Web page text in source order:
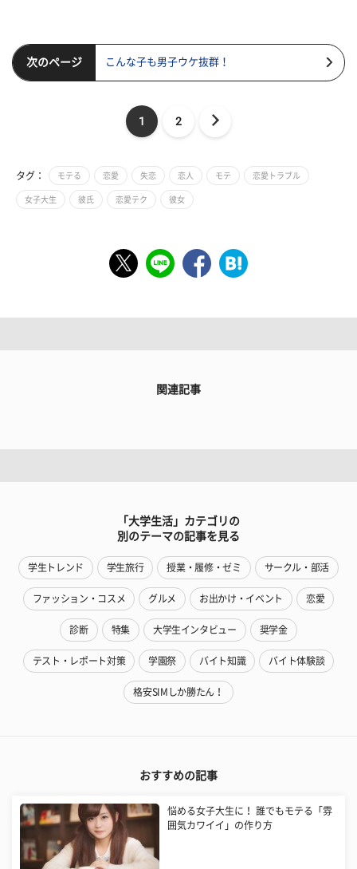
次のページ こんな子も男子ウケ抜群！
1 2
タグ： モテる 恋愛 失恋 恋人 モテ 恋愛トラブル
女子大生 彼氏 恋愛テク 彼女
関連記事
「大学生活」カテゴリの
別のテーマの記事を見る
学生トレンド 学生旅行 授業・履修・ゼミ サークル・部活
ファッション・コスメ グルメ お出かけ・イベント 恋愛
診断 特集 大学生インタビュー 奨学金
テスト・レポート対策 学園祭 バイト知識 バイト体験談
格安SIMしか勝たん！
おすすめの記事
悩める女子大生に！ 誰でもモテる「雰
囲気カワイイ」の作り方